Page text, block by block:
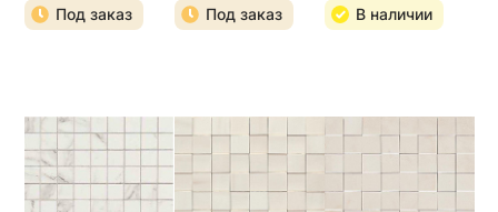
Под заказ Под заказ В наличии